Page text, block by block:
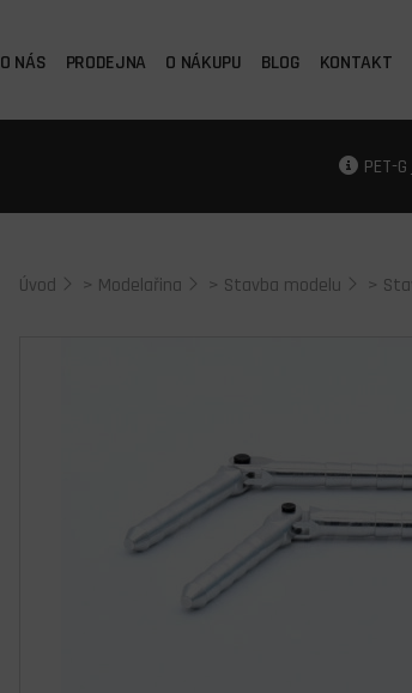
O NÁS PRODEJNA O NÁKUPU BLOG KONTAKT
PET-
Úvod > Modelařina > Stavba modelu >